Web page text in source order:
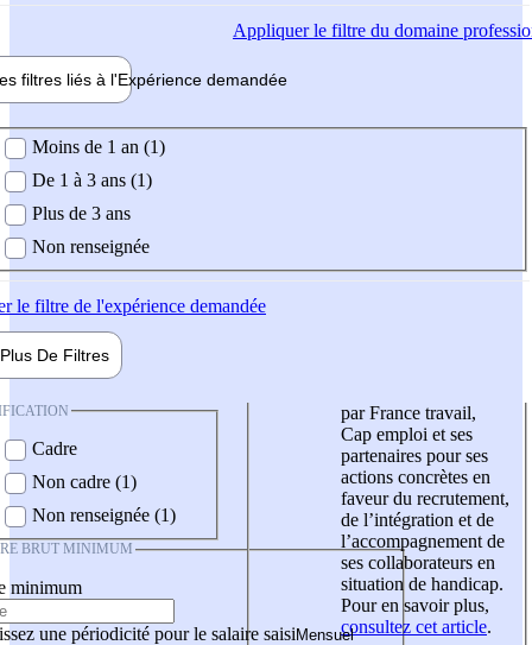
Appliquerle filtre du domaine
filtres liés à l'Expérience demandée
demandée
Moins de 1 an (1)
De 1 à 3 ans (1)
Plus de 3 ans
Non renseignée
le filtre de l'expérience demandée
Plus De Filtres
Cadre
Non cadre (1)
Non renseignée (1)
BRUT MINIMUM
minimum
une périodicité pour le salaire saisi
par France travail,
Cap emploi et ses
partenaires pour ses
actions concrètes en
faveur du recrutement,
de l’intégration et de
l’accompagnement de
ses collaborateurs en
situation de handicap.
Pour en savoir plus,
consultez cet article.